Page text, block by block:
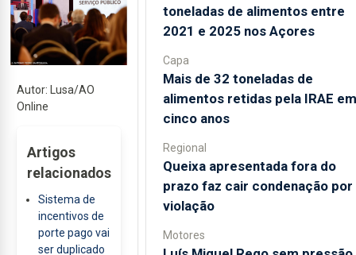
Autor: Lusa/AO
Online
Artigos
relacionados
Sistema de
incentivos de
porte pago vai
ser duplicado
toneladas de alimentos entre
2021 e 2025 nos Açores
Capa
Mais de 32 toneladas de
alimentos retidas pela IRAE em
cinco anos
Regional
Queixa apresentada fora do
prazo faz cair condenação por
violação
Motores